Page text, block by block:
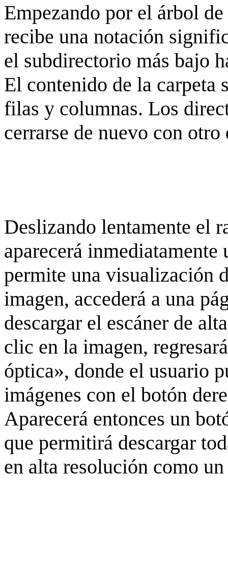
Empezando por el árbol
recibe una notación
el subdirectorio más bajo
El contenido de la carpeta
filas y columnas. Los
cerrarse de nuevo con
Deslizando lentamente el
aparecerá
permite una visualización
imagen, accederá a una
descargar el escáner de
clic en la imagen,
óptica», donde el usuario
imágenes con el botón
Aparecerá entonces un
que permitirá descargar
en alta resolución como